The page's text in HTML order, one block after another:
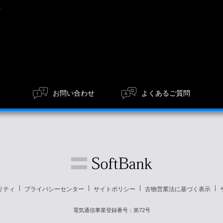
お問い合わせ よくあるご質問
ティ プライバシーセンター サイトポリシー 古物営業法に基づく表示
電気通信事業登録番号：第72号